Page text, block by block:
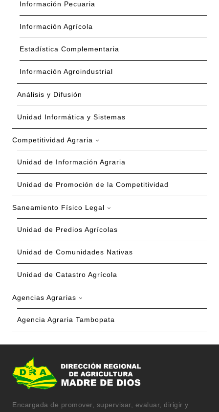
Información Pecuaria
Información Agrícola
Estadística Complementaria
Información Agroindustrial
Análisis y Difusión
Unidad Informática y Sistemas
Competitividad Agraria
Unidad de Información Agraria
Unidad de Promoción de la Competitividad
Saneamiento Físico Legal
Unidad de Predios Agrícolas
Unidad de Comunidades Nativas
Unidad de Catastro Agrícola
Agencias Agrarias
Agencia Agraria Tambopata
Encargada de promover, supervisar, evaluar, dirigir y